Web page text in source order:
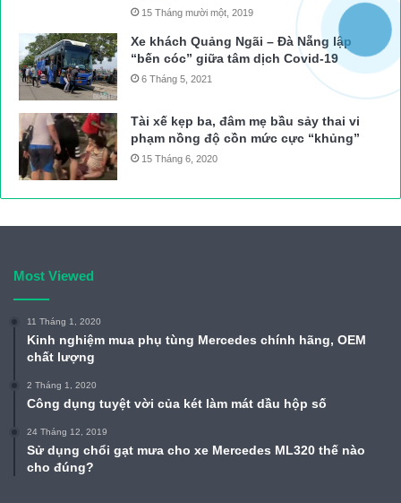
15 Tháng mười một, 2019
Xe khách Quảng Ngãi – Đà Nẵng lập
“bến cóc” giữa tâm dịch Covid-19
6 Tháng 5, 2021
Tài xế kẹp ba, đâm mẹ bầu sảy thai vi
phạm nồng độ cồn mức cực “khủng”
15 Tháng 6, 2020
Most Viewed
11 Tháng 1, 2020
Kinh nghiệm mua phụ tùng Mercedes chính hãng, OEM
chất lượng
2 Tháng 1, 2020
Công dụng tuyệt vời của két làm mát dầu hộp số
24 Tháng 12, 2019
Sử dụng chổi gạt mưa cho xe Mercedes ML320 thế nào
cho đúng?